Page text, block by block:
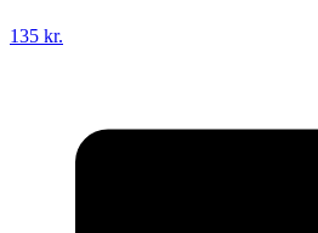
135 kr.